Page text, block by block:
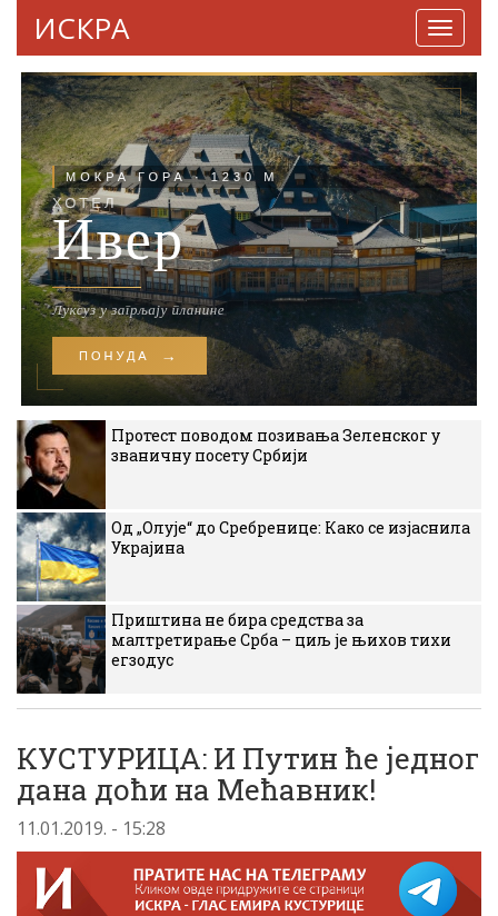
ИСКРА
Протест поводом позивања Зеленског у
званичну посету Србији
Од „Олује“ до Сребренице: Како се изјаснила
Украјина
Приштина не бира средства за
малтретирање Срба – циљ је њихов тихи
егзодус
КУСТУРИЦА: И Путин ће једног
дана доћи на Мећавник!
11.01.2019. - 15:28